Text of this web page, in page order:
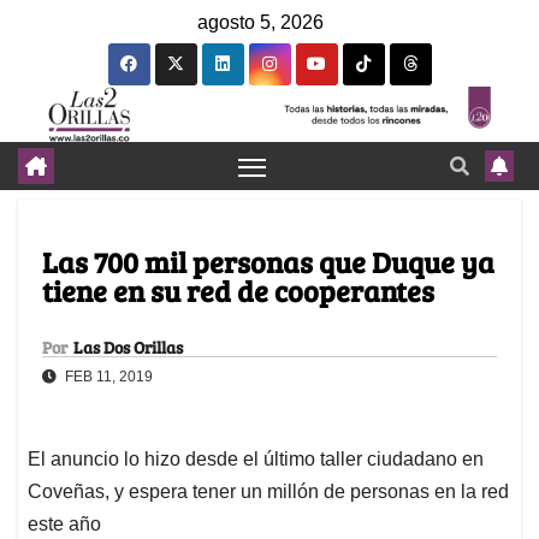
agosto 5, 2026
Las 700 mil personas que Duque ya
tiene en su red de cooperantes
Por Las Dos Orillas
FEB 11, 2019
El anuncio lo hizo desde el último taller ciudadano en
Coveñas, y espera tener un millón de personas en la red
este año